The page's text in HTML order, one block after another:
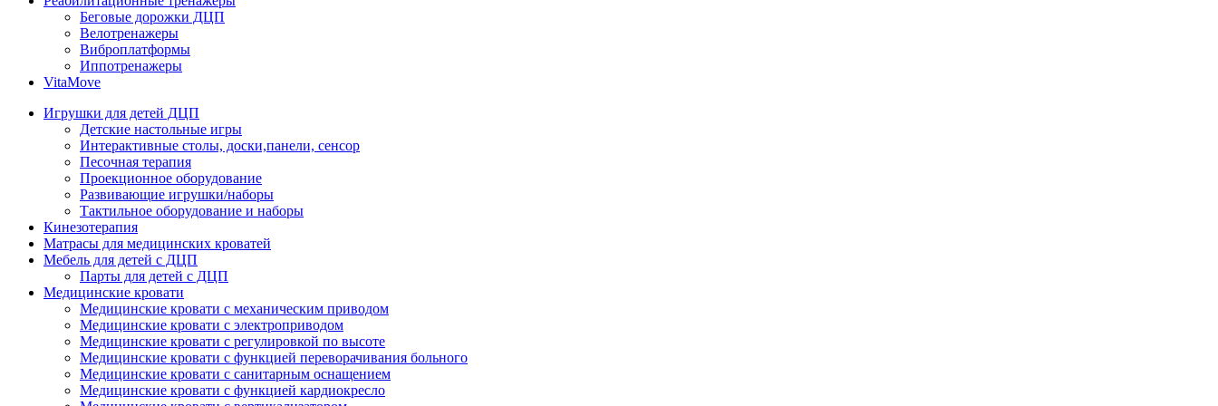
Беговые дорожки ДЦП
Велотренажеры
Виброплатформы
Иппотренажеры
VitaMove
Игрушки для детей ДЦП
Детские настольные игры
Интерактивные столы, доски,панели, сенсор
Песочная терапия
Проекционное оборудование
Развивающие игрушки/наборы
Тактильное оборудование и наборы
Кинезотерапия
Матрасы для медицинских кроватей
Мебель для детей с ДЦП
Парты для детей с ДЦП
Медицинские кровати
Медицинские кровати с механическим приводом
Медицинские кровати с электроприводом
Медицинские кровати с регулировкой по высоте
Медицинские кровати с функцией переворачивания больного
Медицинские кровати с санитарным оснащением
Медицинские кровати с функцией кардиокресло